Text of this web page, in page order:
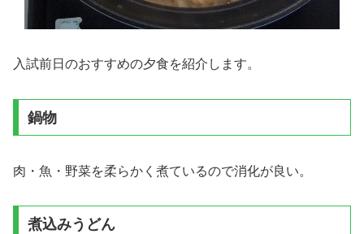
入試前日のおすすめの夕食を紹介します。
鍋物
肉・魚・野菜を柔らかく煮ているので消化が良い。
煮込みうどん